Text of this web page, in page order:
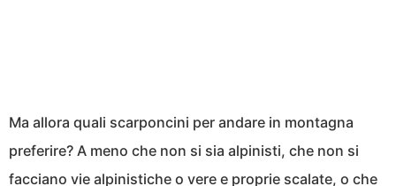
Ma allora quali scarponcini per andare in montagna
preferire? A meno che non si sia alpinisti, che non si
facciano vie alpinistiche o vere e proprie scalate, o che